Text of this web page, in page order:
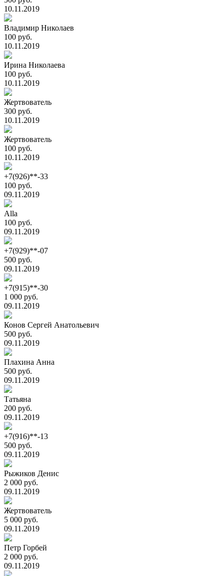
10.11.2019
Владимир Николаев
100 руб.
10.11.2019
Ирина Николаева
100 руб.
10.11.2019
Жертвователь
300 руб.
10.11.2019
Жертвователь
100 руб.
10.11.2019
+7(926)**-33
100 руб.
09.11.2019
Alla
100 руб.
09.11.2019
+7(929)**-07
500 руб.
09.11.2019
+7(915)**-30
1 000 руб.
09.11.2019
Конов Сергей Анатольевич
500 руб.
09.11.2019
Плахина Анна
500 руб.
09.11.2019
Татьяна
200 руб.
09.11.2019
+7(916)**-13
500 руб.
09.11.2019
Рыжиков Денис
2 000 руб.
09.11.2019
Жертвователь
5 000 руб.
09.11.2019
Петр Горбей
2 000 руб.
09.11.2019